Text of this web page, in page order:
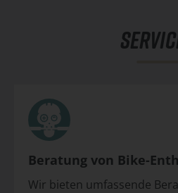
Beratung von Bike-
Wir bieten umfassende